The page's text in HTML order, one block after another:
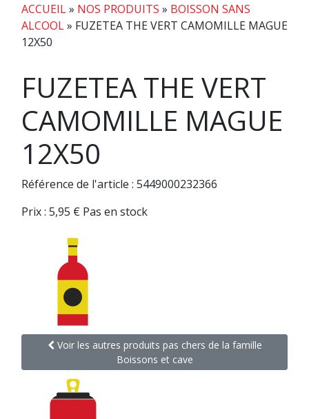
ACCUEIL» NOS PRODUITS » BOISSON SANS
ALCOOL» FUZETEA THE VERT CAMOMILLE MAGUE
12X50
FUZETEA THE VERT
CAMOMILLE MAGUE
12X50
Référence de l'article : 5449000232366
Prix : 5,95 € Pas en stock
Voir les autres produits pas chers de la famille
Boissons et cave